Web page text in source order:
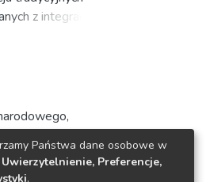
z integracją
Przedstawiane
technik i
Państwa dane osobowe w
Uwierzytelnienie, Preferencje,
.